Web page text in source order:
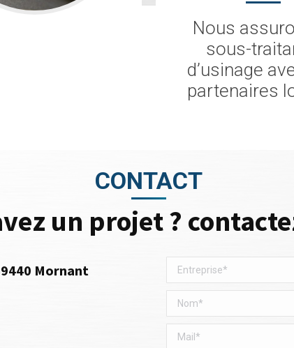
Nous
sous-
d’usinage
partenaires
CONTACT
un projet ?
Mornant